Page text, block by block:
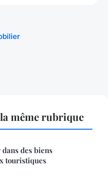
même rubrique
des biens
touristiques